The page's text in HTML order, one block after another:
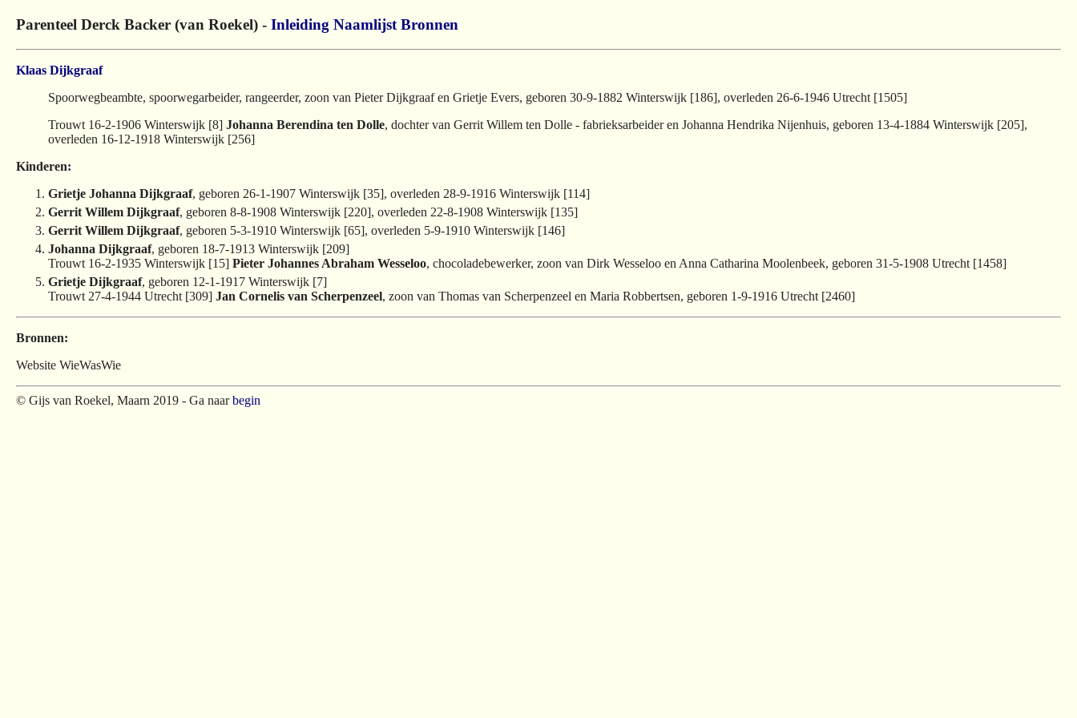
Parenteel Derck Backer (van Roekel) - Inleiding Naamlijst Bronnen
Klaas Dijkgraaf
Spoorwegbeambte, spoorwegarbeider, rangeerder, zoon van Pieter Dijkgraaf en Grietje Evers, geboren 30-9-1882 Winterswijk [186], overleden 26-6-1946 Utrecht [1505]
Trouwt 16-2-1906 Winterswijk [8] Johanna Berendina ten Dolle, dochter van Gerrit Willem ten Dolle - fabrieksarbeider en Johanna Hendrika Nijenhuis, geboren 13-4-1884 Winterswijk [205],
overleden 16-12-1918 Winterswijk [256]
Kinderen:
Grietje Johanna Dijkgraaf, geboren 26-1-1907 Winterswijk [35], overleden 28-9-1916 Winterswijk [114]
Gerrit Willem Dijkgraaf, geboren 8-8-1908 Winterswijk [220], overleden 22-8-1908 Winterswijk [135]
Gerrit Willem Dijkgraaf, geboren 5-3-1910 Winterswijk [65], overleden 5-9-1910 Winterswijk [146]
Johanna Dijkgraaf, geboren 18-7-1913 Winterswijk [209]
Trouwt 16-2-1935 Winterswijk [15] Pieter Johannes Abraham Wesseloo, chocoladebewerker, zoon van Dirk Wesseloo en Anna Catharina Moolenbeek, geboren 31-5-1908 Utrecht [1458]
Grietje Dijkgraaf, geboren 12-1-1917 Winterswijk [7]
Trouwt 27-4-1944 Utrecht [309] Jan Cornelis van Scherpenzeel, zoon van Thomas van Scherpenzeel en Maria Robbertsen, geboren 1-9-1916 Utrecht [2460]
Bronnen:
Website WieWasWie
© Gijs van Roekel, Maarn 2019 - Ga naarbegin